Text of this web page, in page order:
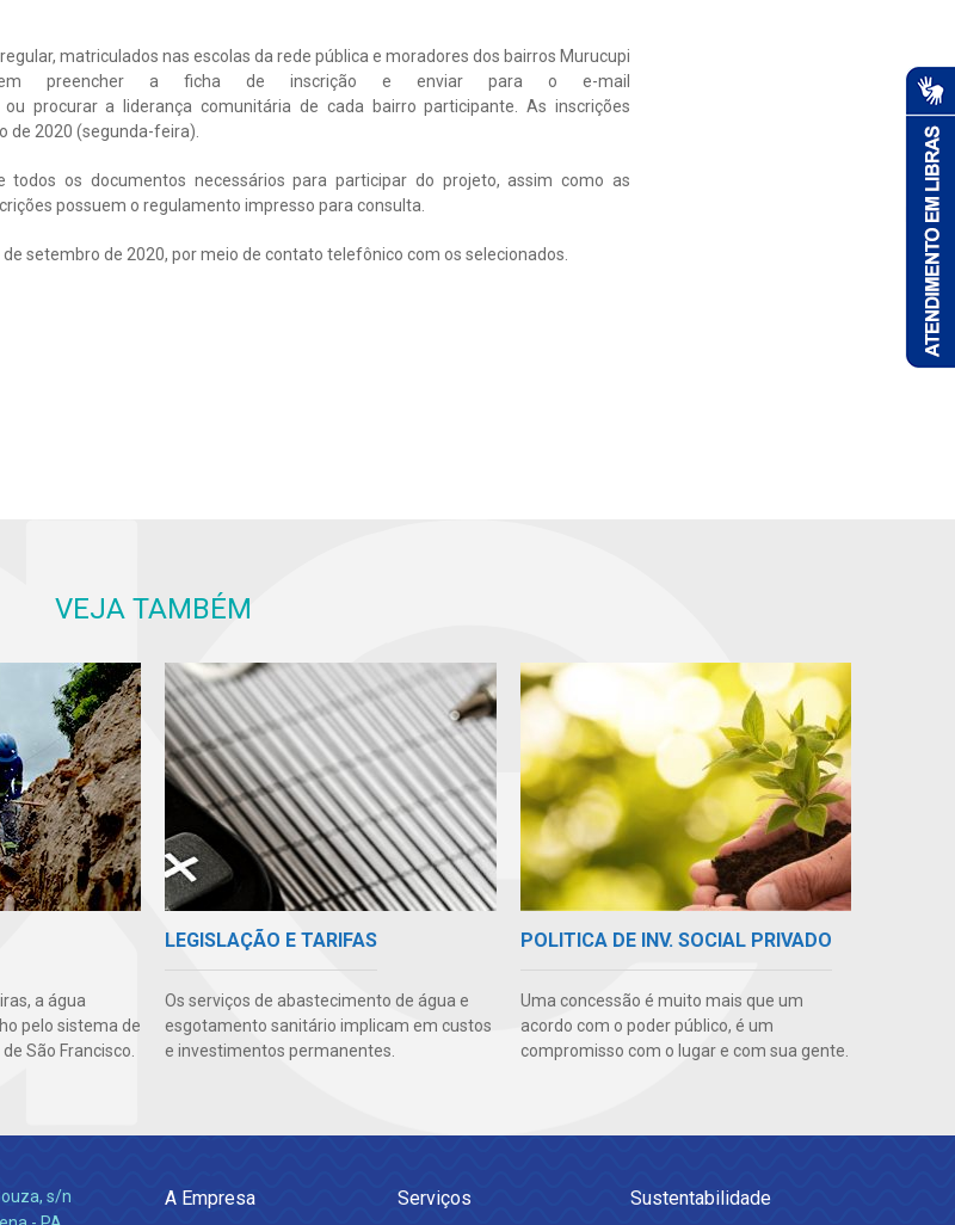
matriculados nas escolas da rede pública e moradores dos bairros Murucupi
preencher a ficha de inscrição e enviar para o e-mail
ou procurar a liderança comunitária de cada bairro participante. As inscrições
de 2020 (segunda-feira).
os documentos necessários para participar do projeto, assim como as
possuem o regulamento impresso para consulta.
setembro de 2020, por meio de contato telefônico com os selecionados.
VEJA TAMBÉM
a água
pelo sistema de
São Francisco.
LEGISLAÇÃO E TARIFAS
Os serviços de abastecimento de água e
esgotamento sanitário implicam em custos
e investimentos permanentes.
POLITICA DE INV. SOCIAL PRIVADO
Uma concessão é muito mais que um
acordo com o poder público, é um
compromisso com o lugar e com sua gente.
s/n
A Empresa Serviços Sustentabilidade